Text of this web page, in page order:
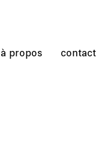
à propos contact